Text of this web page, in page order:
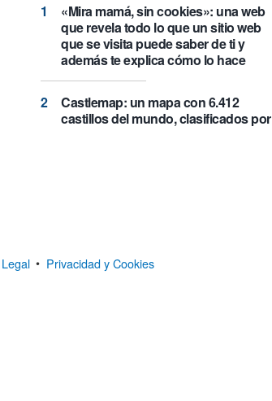
«Mira mamá, sin cookies»: una web
que revela todo lo que un sitio web
que se visita puede saber de ti y
además te explica cómo lo hace
Castlemap: un mapa con 6.412
castillos del mundo, clasificados por
Legal • Privacidad y Cookies